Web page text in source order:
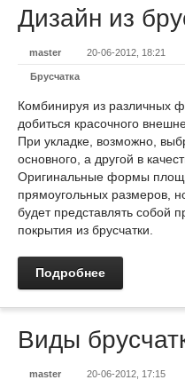
Дизайн из
master 20-06-2012, 18:21
Брусчатка
Комбинируя из различных
добиться красочного
При укладке, возможно,
основного, а другой в
Оригинальные формы
прямоугольных размеров,
будет представлять собой
покрытия из брусчатки.
Подробнее
Виды
master 20-06-2012, 17:15